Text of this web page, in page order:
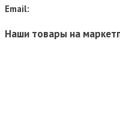
Email:
Наши товары на